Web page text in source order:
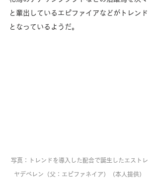
と輩出しているエピファイアなどがトレンド
となっているようだ。
写真：トレンドを導入した配合で誕生したエストレ
ヤデベレン（父：エピファネイア）（本人提供）